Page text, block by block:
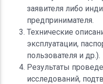
заявителя либо
предпринимателя.
Технические
эксплуатации,
пользователя и др.).
Результаты
исследований,